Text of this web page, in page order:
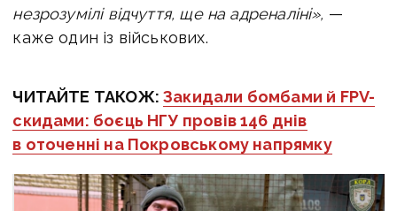
незрозумілі відчуття, ще на адреналіні», —
каже один із військових.
ЧИТАЙТЕ ТАКОЖ:Закидали бомбами й FPV-
скидами: боєць НГУ провів 146 днів
в оточенні на Покровському напрямку